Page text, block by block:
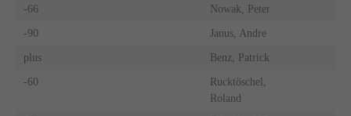
-66 Nowak, Peter
-90 Janus, Andre
plus Benz, Patrick
-60
Rucktöschel,
Roland